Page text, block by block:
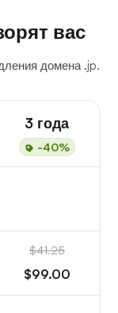
вас
домена .jp.
3 года
-40%
$41.25
$99.00